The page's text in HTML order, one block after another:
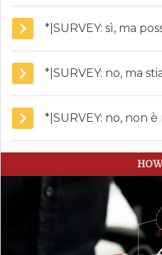
*|SURVEY: sì, ma
*|SURVEY: no, ma
*|SURVEY: no, non